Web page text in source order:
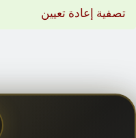
تصفية إعادة تعيين